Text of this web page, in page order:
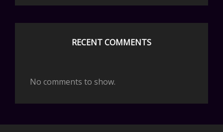
RECENT COMMENTS
No comments to show.